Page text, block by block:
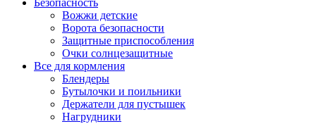
Безопасность
Вожжи детские
Ворота безопасности
Защитные приспособления
Очки солнцезащитные
Все для кормления
Блендеры
Бутылочки и поильники
Держатели для пустышек
Нагрудники